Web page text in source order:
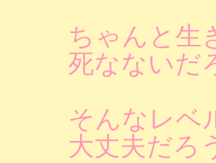
ちゃんと生
死なないだ
そんなレベ
大丈夫だろ